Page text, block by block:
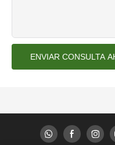
ENVIAR CONSULTA